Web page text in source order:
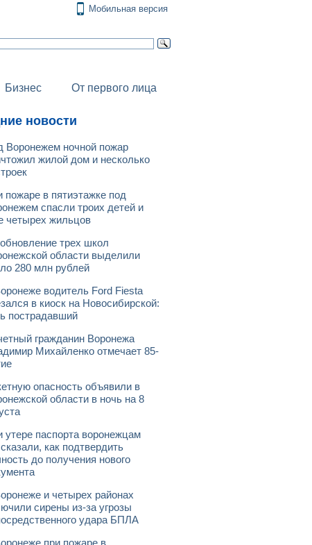
Мобильная версия
Бизнес От первого лица
новости
Воронежем ночной пожар
жилой дом и несколько
пожаре в пятиэтажке под
спасли троих детей и
четырех жильцов
трех школ
области выделили
280 млн рублей
водитель Ford Fiesta
в киоск на Новосибирской:
пострадавший
гражданин Воронежа
Михайленко отмечает 85-
опасность объявили в
области в ночь на 8
утере паспорта воронежцам
как подтвердить
до получения нового
и четырех районах
сирены из-за угрозы
удара БПЛА
при пожаре в